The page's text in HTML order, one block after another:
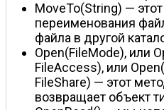
MoveTo(String) —
переименования
файла в другой
Open(FileMode), или
FileAccess), или
FileShare) — этот
возвращает объект